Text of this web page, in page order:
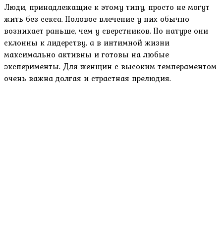
Люди, принадлежащие к этому типу, просто не могут
жить без секса. Половое влечение у них обычно
возникает раньше, чем у сверстников. По натуре они
склонны к лидерству, а в интимной жизни
максимально активны и готовы на любые
эксперименты. Для женщин с высоким темпераментом
очень важна долгая и страстная прелюдия.